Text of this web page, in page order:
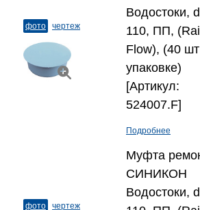
фото чертеж
Водостоки,
110, ПП,
Flow), (40
упаковке)
[Артикул:
524007.F]
Подробнее
фото чертеж
Муфта
СИНИКОН
Водостоки,